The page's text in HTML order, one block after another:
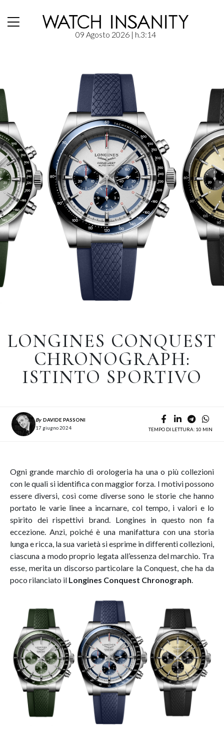
09 Agosto 2026| h.3:14
LONGINES CONQUEST
CHRONOGRAPH:
ISTINTO SPORTIVO
By DAVIDE PASSONI
17 giugno 2024
TEMPO DI LETTURA: 10 MIN
Ogni grande marchio di orologeria ha una o più collezioni
con le quali si identifica con maggior forza. I motivi possono
essere diversi, così come diverse sono le storie che hanno
portato le varie linee a incarnare, col tempo, i valori e lo
spirito dei rispettivi brand. Longines in questo non fa
eccezione. Anzi, poiché è una manifattura con una storia
lunga e ricca, la sua varietà si esprime in differenti collezioni,
ciascuna a modo proprio legata all’essenza del marchio. Tra
esse, merita un discorso particolare la Conquest, che ha da
poco rilanciato il Longines Conquest Chronograph.